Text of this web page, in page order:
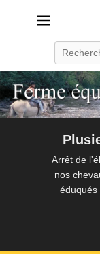
Arrêt de
nos
éduqués